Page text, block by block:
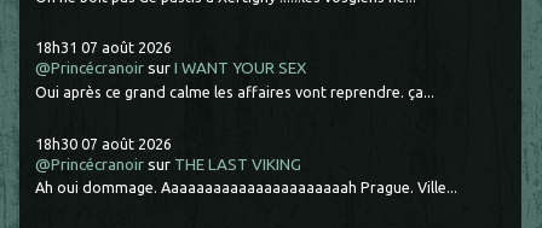
18h31 07 août 2026
@Princécranoir surI WANT YOUR SEX
Oui après ce grand calme les affaires vont reprendre. ça...
18h30 07 août 2026
@Princécranoir sur THE LAST VIKING
Ah oui dommage. Aaaaaaaaaaaaaaaaaaaaaah Prague. Ville...